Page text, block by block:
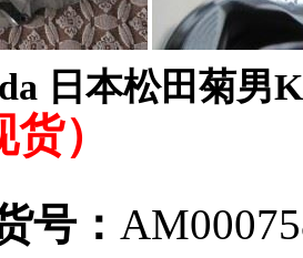
日本松田菊男
货）
号：